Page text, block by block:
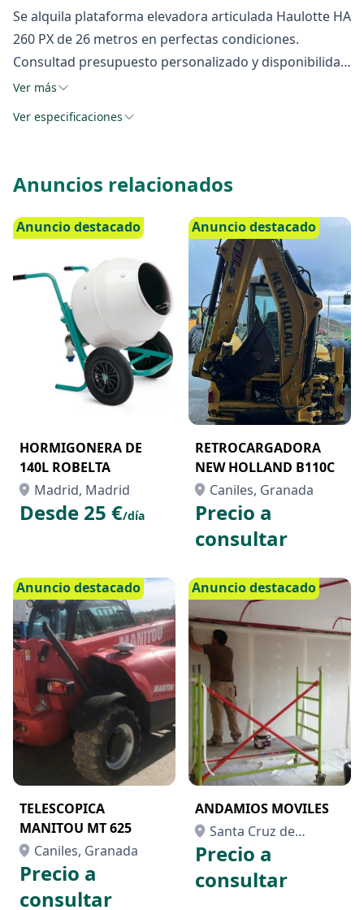
Se alquila plataforma elevadora articulada Haulotte HA
260 PX de 26 metros en perfectas condiciones.
Consultad presupuesto personalizado y disponibilidad
sin compromiso.
Ver más
Ver especificaciones
Anuncios relacionados
Anuncio destacado
HORMIGONERA DE
140L ROBELTA
Madrid, Madrid
Desde 25 €/día
Anuncio destacado
RETROCARGADORA
NEW HOLLAND B110C
Caniles, Granada
Precio a
consultar
Anuncio destacado
TELESCOPICA
MANITOU MT 625
Caniles, Granada
Precio a
consultar
Anuncio destacado
ANDAMIOS MOVILES
Santa Cruz de
Tenerife, Santa Cruz
de Tenerife
Precio a
consultar